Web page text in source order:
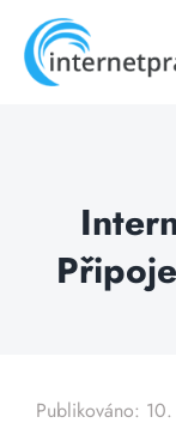
content
Publikováno: